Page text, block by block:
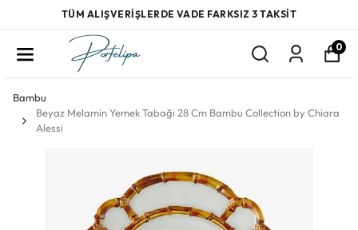
TÜM ALIŞVERİŞLERDE VADE FARKSIZ 3 TAKSİT
0
Bambu
Beyaz Melamin Yemek Tabağı 28 Cm Bambu Collection by Chiara
Alessi